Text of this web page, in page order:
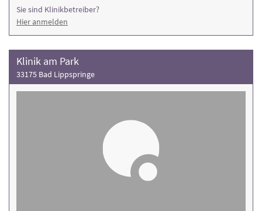
Sie sind Klinikbetreiber?
Hier anmelden
Klinik am Park
33175 Bad Lippspringe